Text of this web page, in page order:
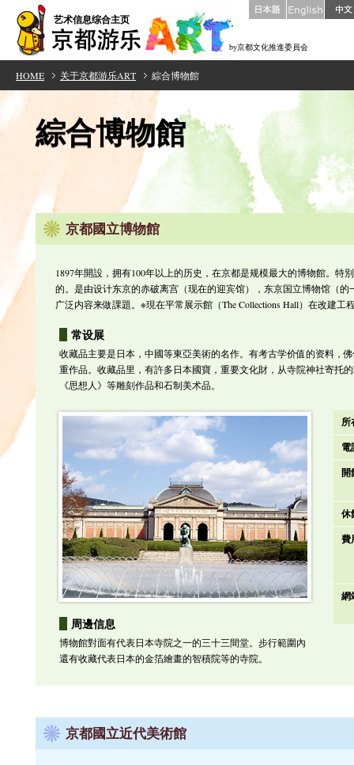
艺术信息综合主页
by京都文化推進委員会
HOME 关于京都游乐ART 綜合博物館
綜合博物館
京都國立博物館
1897年開設，拥有100年以上的历史，在京都是规模最大的博物館。特
的。是由设计东京的赤破离宫（现在的迎宾馆），东京国立博物馆（
广泛内容来做課題。※現在平常展示館（The Collections Hall）在改建工
常设展
收藏品主要是日本，中國等東亞美術的名作。有考古学价值的资料，
重作品。收藏品里，有許多日本國寶，重要文化財，从寺院神社寄托
《思想人》等雕刻作品和石制美术品。
周邊信息
博物館對面有代表日本寺院之一的三十三間堂。步行範圍內
還有收藏代表日本的金箔繪畫的智積院等的寺院。
所
電
開
休
費
網
京都國立近代美術館